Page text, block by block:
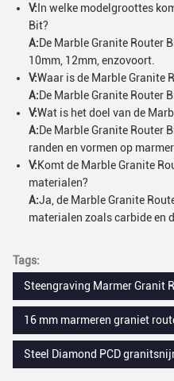
V: In welke modelgroottes
Bit?
A:De Marble Granite Router
10mm, 12mm, enzovoort.
V:Waar is de Marble Granite
A:De Marble Granite Router
V:Wat is het doel van de
A:De Marble Granite Router
randen en vormen op
V:Komt de Marble Granite
materialen?
A:Ja, de Marble Granite
materialen zoals carbide en
Tags:
Steengraving Marmer Granit
16 mm marmeren graniet
Steel Diamond PCD